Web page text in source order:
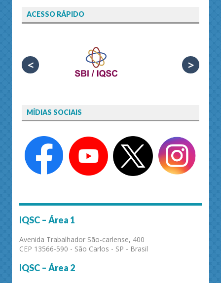
ACESSO RÁPIDO
< >
MÍDIAS SOCIAIS
IQSC – Área 1
Avenida Trabalhador São-carlense, 400
CEP 13566-590 - São Carlos - SP - Brasil
IQSC – Área 2